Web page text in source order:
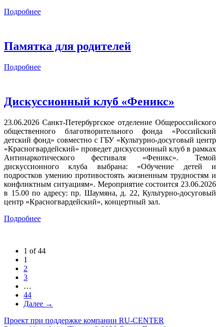
Подробнее
Памятка для родителей
Подробнее
Дискуссионный клуб «Феникс»
23.06.2026 Санкт-Петербургское отделение Общероссийского
общественного благотворительного фонда «Российский
детский фонд» совместно с ГБУ «Культурно-досуговый центр
«Красногвардейский» проведет дискуссионный клуб в рамках
Антинаркотического фестиваля «Феникс». Темой
дискуссионного клуба выбрана: «Обучение детей и
подростков умению противостоять жизненным трудностям и
конфликтным ситуациям». Мероприятие состоится 23.06.2026
в 15.00 по адресу: пр. Шаумяна, д. 22, Культурно-досуговый
центр «Красногвардейский», концертный зал.
Подробнее
1 of 44
1
2
3
…
44
Далее →
Проект при поддержке компании RU-CENTER